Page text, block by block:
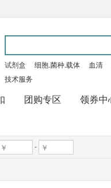
试剂盒 细胞.菌种.载体 血清
技术服务
团购专区 领券中
-